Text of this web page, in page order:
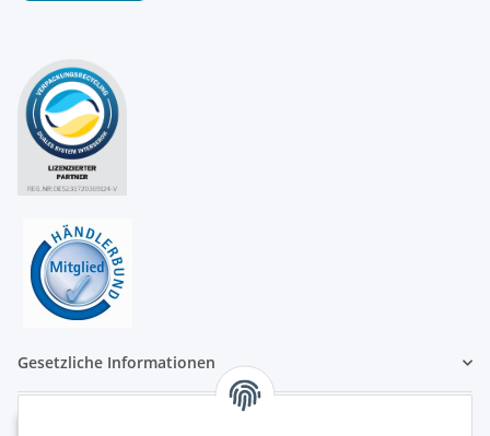
Gesetzliche Informationen